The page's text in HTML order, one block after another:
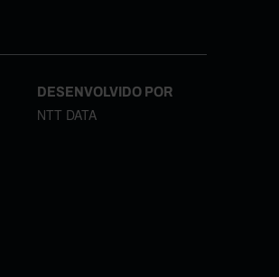
DESENVOLVIDO POR
NTT DATA